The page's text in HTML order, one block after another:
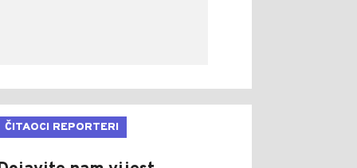
ČITAOCI REPORTERI